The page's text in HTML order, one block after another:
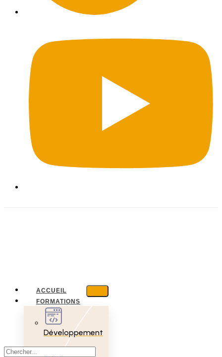
ACCUEIL
FORMATIONS
Développement